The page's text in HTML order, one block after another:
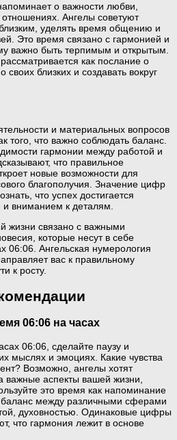
о важности любви,
Ангелы советуют
уделять время общению и
Это время связано с гармонией и
важно быть терпимым и открытым.
как послание о
своих близких и создавать вокруг
и материальных вопросов
того, что важно соблюдать баланс.
гармонии между работой и
что правильное
новые возможности для
благополучия. Значение цифр
что успех достигается
вниманием к деталям.
жизни связано с важными
которые несут в себе
06:06. Ангельская нумерология
вас к правильному
к росту.
06:06 на часах
06:06, сделайте паузу и
мыслях и эмоциях. Какие чувства
Возможно, ангелы хотят
важные аспекты вашей жизни,
это время как напоминание
баланс между различными сферами
духовностью. Одинаковые цифры
что гармония лежит в основе